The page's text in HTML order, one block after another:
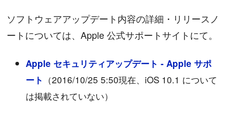
ソフトウェアアップデート内容の詳細・リリースノ
ートについては、Apple 公式サポートサイトにて。
Apple セキュリティアップデート - Apple サポ
ート （2016/10/25 5:50現在、iOS 10.1 について
は掲載されていない）